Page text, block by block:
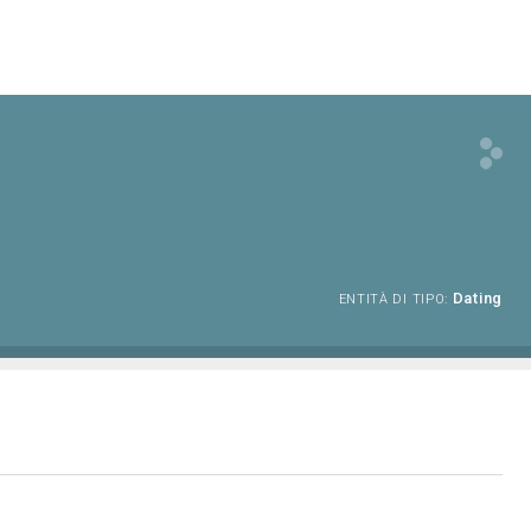
ENTITÀ DI TIPO: Dating